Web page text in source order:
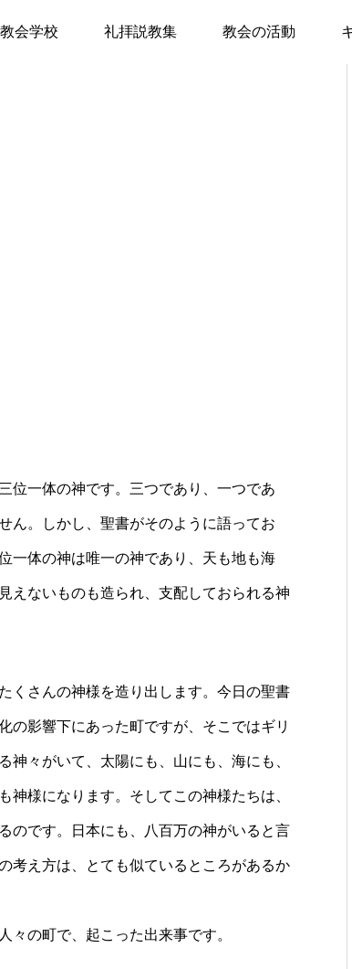
教会学校 礼拝説教集 教会の活動
位一体の神です。三つであり、一つであ
ん。しかし、聖書がそのように語ってお
一体の神は唯一の神であり、天も地も海
えないものも造られ、支配しておられる神
くさんの神様を造り出します。今日の聖書
の影響下にあった町ですが、そこではギリ
神々がいて、太陽にも、山にも、海にも、
様になります。そしてこの神様たちは、
のです。日本にも、八百万の神がいると言
考え方は、とても似ているところがあるか
の町で、起こった出来事です。